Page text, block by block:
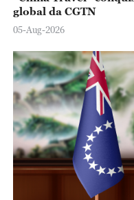
global da CGTN
05-Aug-2026